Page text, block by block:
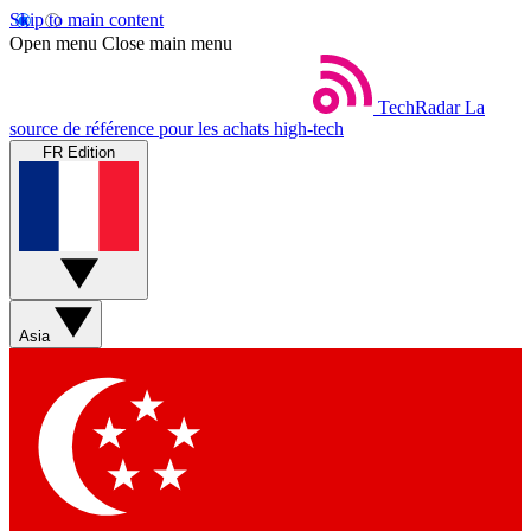
Skip to main content
Open menu Close main menu
TechRadar La
source de référence pour les achats high-tech
FR Edition
Asia